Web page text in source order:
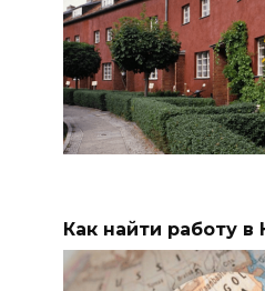
Как найти работу в